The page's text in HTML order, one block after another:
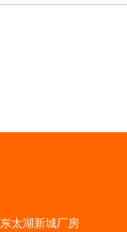
东太湖新城厂房